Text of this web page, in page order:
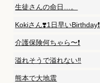
生徒さんの命日…。
Kokiさん❣️1日早いBirthday❗️
介護保険何ちゃら〜❗️
溢れそうで溢れない‼️
熊本で大地震